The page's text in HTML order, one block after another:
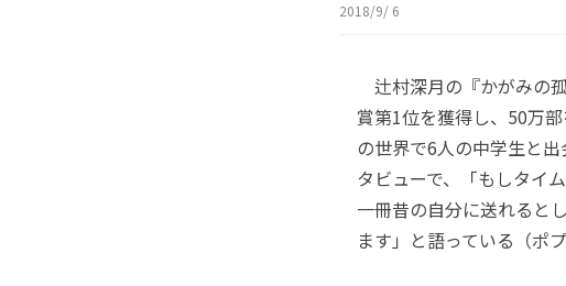
2018/9/ 6
辻村深月の『かがみの
賞第1位を獲得し、50万
の世界で6人の中学生と
タビューで、「もしタイ
一冊昔の自分に送れると
ます」と語っている（ポ